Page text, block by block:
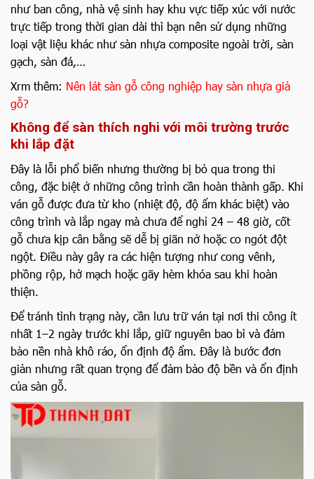
như ban công, nhà vệ sinh hay khu vực tiếp xúc với nước
trực tiếp trong thời gian dài thì bạn nên sử dụng những
loại vật liệu khác như sàn nhựa composite ngoài trời, sàn
gạch, sàn đá,…
Xrm thêm: Nên lát sàn gỗ công nghiệp hay sàn nhựa giả
gỗ?
Không để sàn thích nghi với môi trường trước
khi lắp đặt
Đây là lỗi phổ biến nhưng thường bị bỏ qua trong thi
công, đặc biệt ở những công trình cần hoàn thành gấp. Khi
ván gỗ được đưa từ kho (nhiệt độ, độ ẩm khác biệt) vào
công trình và lắp ngay mà chưa để nghỉ 24 – 48 giờ, cốt
gỗ chưa kịp cân bằng sẽ dễ bị giãn nở hoặc co ngót đột
ngột. Điều này gây ra các hiện tượng như cong vênh,
phồng rộp, hở mạch hoặc gãy hèm khóa sau khi hoàn
thiện.
Để tránh tình trạng này, cần lưu trữ ván tại nơi thi công ít
nhất 1–2 ngày trước khi lắp, giữ nguyên bao bì và đảm
bảo nền nhà khô ráo, ổn định độ ẩm. Đây là bước đơn
giản nhưng rất quan trọng để đảm bảo độ bền và ổn định
của sàn gỗ.